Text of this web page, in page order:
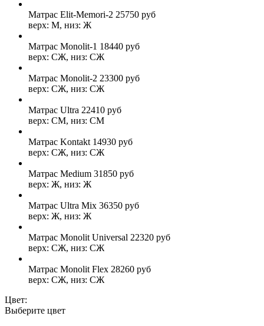
Матрас Elit-Memori-2 25750 руб
верх: М, низ: Ж
Матрас Monolit-1 18440 руб
верх: СЖ, низ: СЖ
Матрас Monolit-2 23300 руб
верх: СЖ, низ: СЖ
Матрас Ultra 22410 руб
верх: СМ, низ: СМ
Матрас Kontakt 14930 руб
верх: СЖ, низ: СЖ
Матрас Medium 31850 руб
верх: Ж, низ: Ж
Матрас Ultra Mix 36350 руб
верх: Ж, низ: Ж
Матрас Monolit Universal 22320 руб
верх: СЖ, низ: СЖ
Матрас Monolit Flex 28260 руб
верх: СЖ, низ: СЖ
Цвет:
Выберите цвет